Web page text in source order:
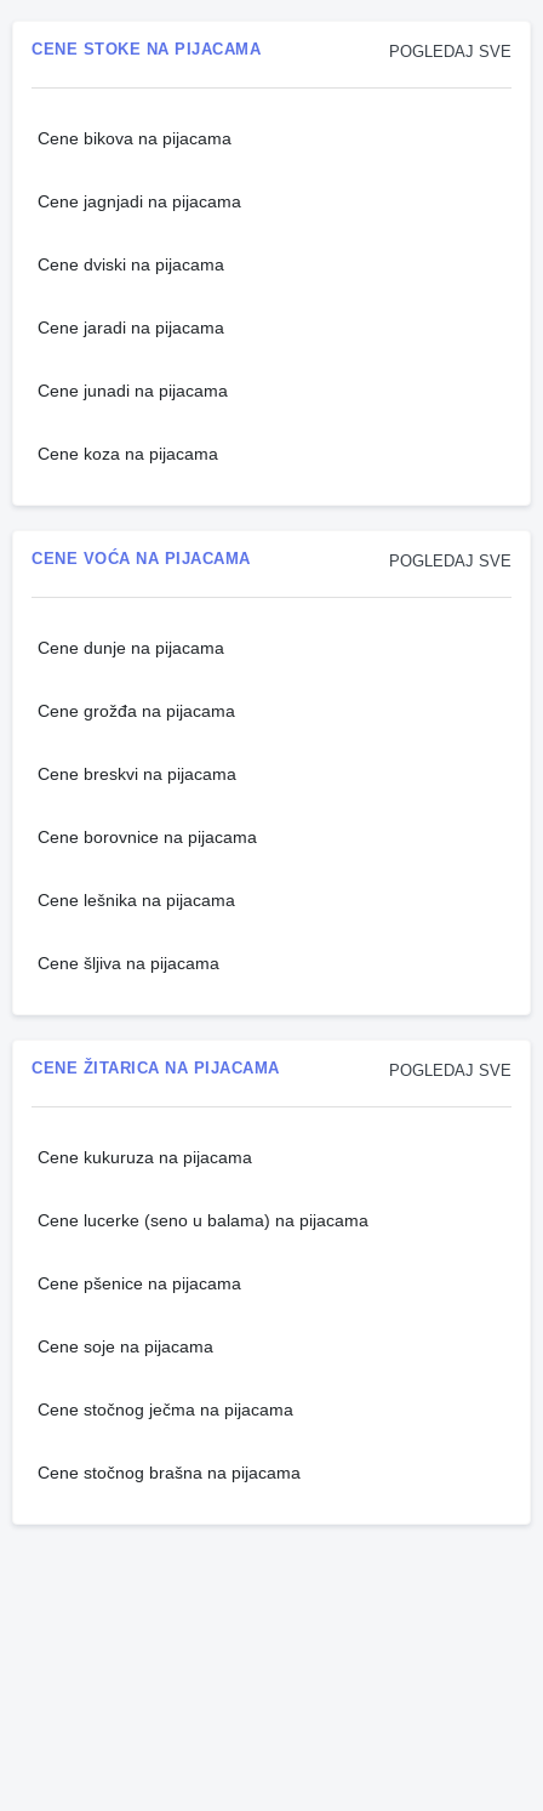
POGLEDAJ SVE
CENE STOKE NA PIJACAMA
Cene bikova na pijacama
Cene jagnjadi na pijacama
Cene dviski na pijacama
Cene jaradi na pijacama
Cene junadi na pijacama
Cene koza na pijacama
POGLEDAJ SVE
CENE VOĆA NA PIJACAMA
Cene dunje na pijacama
Cene grožđa na pijacama
Cene breskvi na pijacama
Cene borovnice na pijacama
Cene lešnika na pijacama
Cene šljiva na pijacama
POGLEDAJ SVE
CENE ŽITARICA NA PIJACAMA
Cene kukuruza na pijacama
Cene lucerke (seno u balama) na pijacama
Cene pšenice na pijacama
Cene soje na pijacama
Cene stočnog ječma na pijacama
Cene stočnog brašna na pijacama